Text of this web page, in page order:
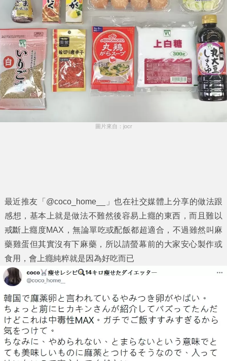
圖片來自：jocr
最近推友「@coco_home__」也在社交媒體上分享的做法跟
感想，基本上就是做法不難然後容易上癮的東西，而且難以
戒斷上癮度MAX，無論單吃或配飯都超適合，不過雖然叫麻
藥雞蛋但其實沒有下麻藥，所以請螢幕前的大家安心製作或
食用，會上癮純粹就是因為好吃而已